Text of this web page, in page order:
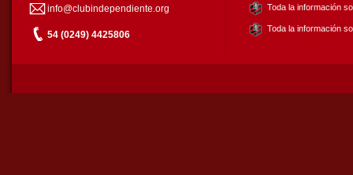
info@clubindependiente.org
54 (0249) 4425806
Toda la información
Toda la información